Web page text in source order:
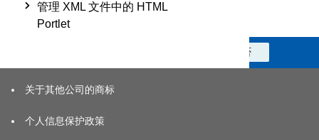
管理 XML 文件中的 HTML
Portlet
否
关于其他公司的商标
个人信息保护政策